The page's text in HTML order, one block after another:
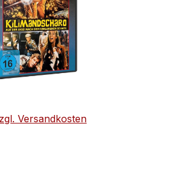
Versandkosten